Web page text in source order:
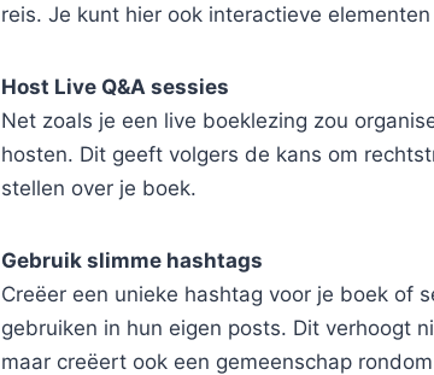
reis. Je kunt hier ook interactieve
Host Live Q&A sessies
Net zoals je een live boeklezing zou
hosten. Dit geeft volgers de kans om
stellen over je boek.
Gebruik slimme hashtags
Creëer een unieke hashtag voor je boek of
gebruiken in hun eigen posts. Dit verhoogt
maar creëert ook een gemeenschap